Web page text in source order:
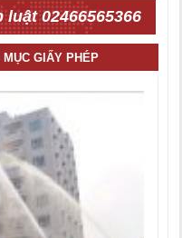
02466565366
MỤC GIẤY PHÉP